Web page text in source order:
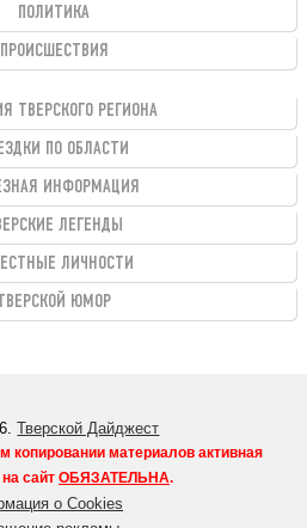
ПОЛИТИКА
ПРОИСШЕСТВИЯ
ТВЕРСКОГО РЕГИОНА
ПО ОБЛАСТИ
ИНФОРМАЦИЯ
ЛЕГЕНДЫ
ЛИЧНОСТИ
ТВЕРСКОЙ ЮМОР
Тверской Дайджест
копировании материалов активная
сайт ОБЯЗАТЕЛЬНА.
о Cookies